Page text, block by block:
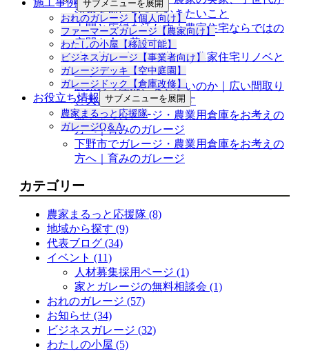
サブメニューを展開
おれのガレージ【個人向け】
ファーマーズガレージ【農家向け】
わたしの小屋【移設可能】
ビジネスガレージ【事業者向け】
ガレージデッキ【空中庭園】
ガレージドック【倉庫改修】
お役立ち情報 サブメニューを展開
農家まるっと応援隊
ガレージQ＆A
決める前にやっておきたいこと
土間と広縁を活かす｜農家住宅ならではの
空間を今の暮らしに
建て替えずに住み継ぐ｜農家住宅リノベと
いう選択肢
農家の母屋は、なぜ寒いのか｜広い間取り
と大きな開口部を見直す
栃木市でガレージ・農業用倉庫をお考えの
方へ｜育みのガレージ
下野市でガレージ・農業用倉庫をお考えの
方へ｜育みのガレージ
カテゴリー
農家まるっと応援隊 (8)
地域から探す (9)
代表ブログ (34)
イベント (11)
人材募集採用ページ (1)
家とガレージの無料相談会 (1)
おれのガレージ (57)
お知らせ (34)
ビジネスガレージ (32)
わたしの小屋 (5)